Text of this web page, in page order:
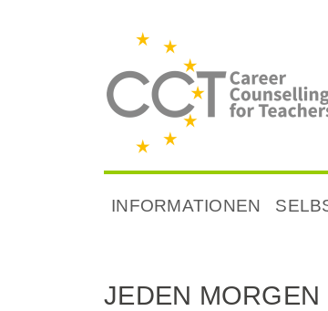
INFORMATIONEN
JEDEN